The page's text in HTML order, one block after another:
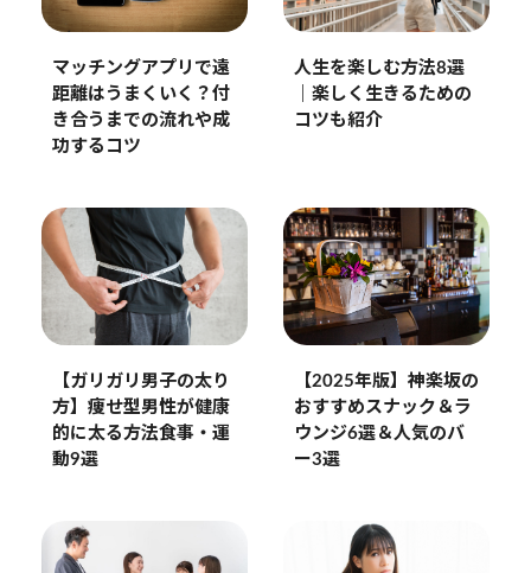
マッチングアプリで遠
距離はうまくいく？付
き合うまでの流れや成
功するコツ
人生を楽しむ方法8選
｜楽しく生きるための
コツも紹介
【ガリガリ男子の太り
方】痩せ型男性が健康
的に太る方法食事・運
動9選
【2025年版】神楽坂の
おすすめスナック＆ラ
ウンジ6選＆人気のバ
ー3選